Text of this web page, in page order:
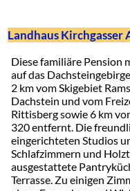
Landhaus Kirchgasser
Diese familiäre Pension
auf das
2 km vom Skigebiet
Dachstein und vom
Rittisberg sowie 6 km
320 entfernt. Die
eingerichteten Studios
Schlafzimmern und
ausgestattete
Terrasse. Zu einigen